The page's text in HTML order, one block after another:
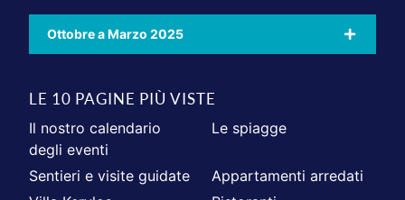
Ottobre a Marzo 2025
LE 10 PAGINE PIÙ VISTE
Il nostro calendario
degli eventi
Le spiagge
Sentieri e visite guidate
Appartamenti arredati